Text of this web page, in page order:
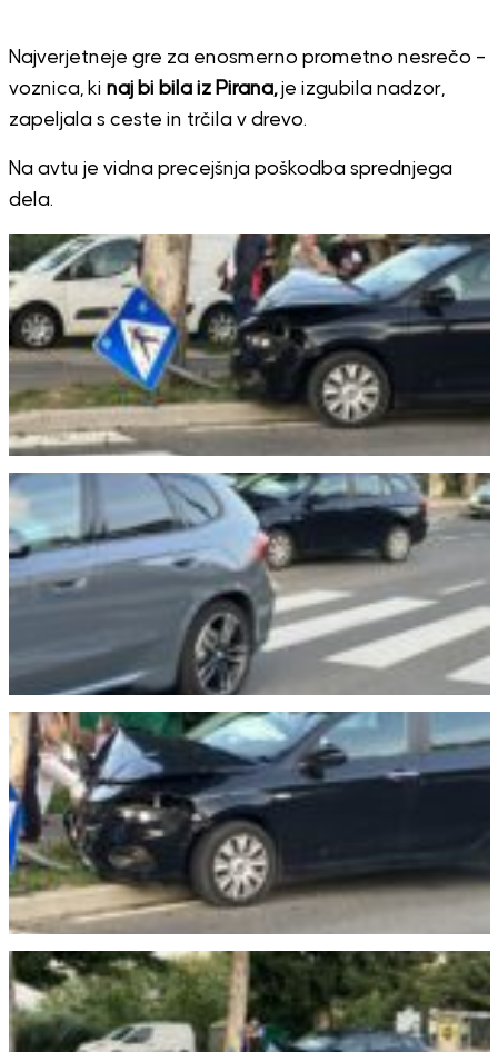
Najverjetneje gre za enosmerno prometno nesrečo –
voznica, ki naj bi bila iz Pirana,je izgubila nadzor,
zapeljala s ceste in trčila v drevo.
Na avtu je vidna precejšnja poškodba sprednjega
dela.